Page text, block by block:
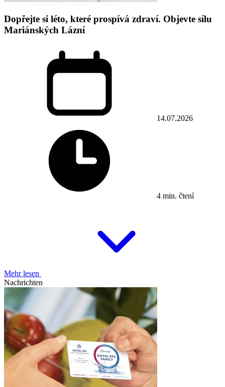
Dopřejte si léto, které prospívá zdraví. Objevte sílu
Mariánských Lázní
14.07.2026
4 min. čtení
Mehr lesen
Nachrichten